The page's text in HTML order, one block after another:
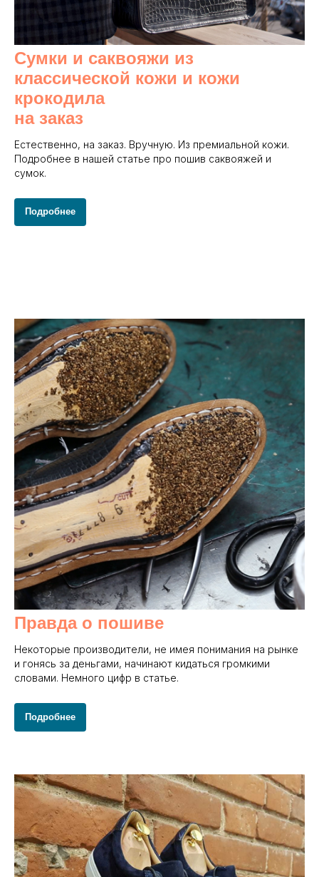
Сумки и саквояжи из
классической кожи и кожи
крокодила
на заказ
Естественно, на заказ. Вручную. Из премиальной кожи.
Подробнее в нашей статье про пошив саквояжей и
сумок.
Подробнее
Правда о пошиве
Некоторые производители, не имея понимания на рынке
и гонясь за деньгами, начинают кидаться громкими
словами. Немного цифр в статье.
Подробнее